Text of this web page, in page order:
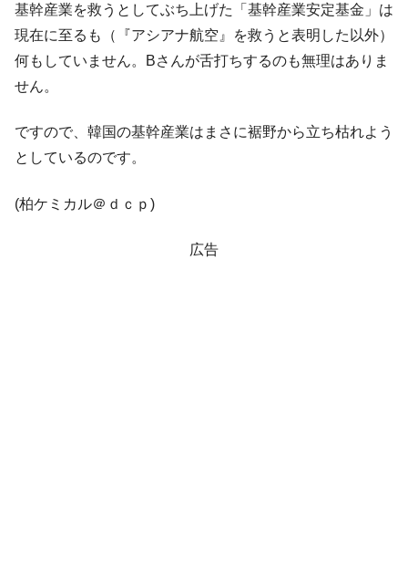
基幹産業を救うとしてぶち上げた「基幹産業安定基金」は
現在に至るも（『アシアナ航空』を救うと表明した以外）
何もしていません。Bさんが舌打ちするのも無理はありま
せん。
ですので、韓国の基幹産業はまさに裾野から立ち枯れよう
としているのです。
(柏ケミカル＠ｄｃｐ)
広告